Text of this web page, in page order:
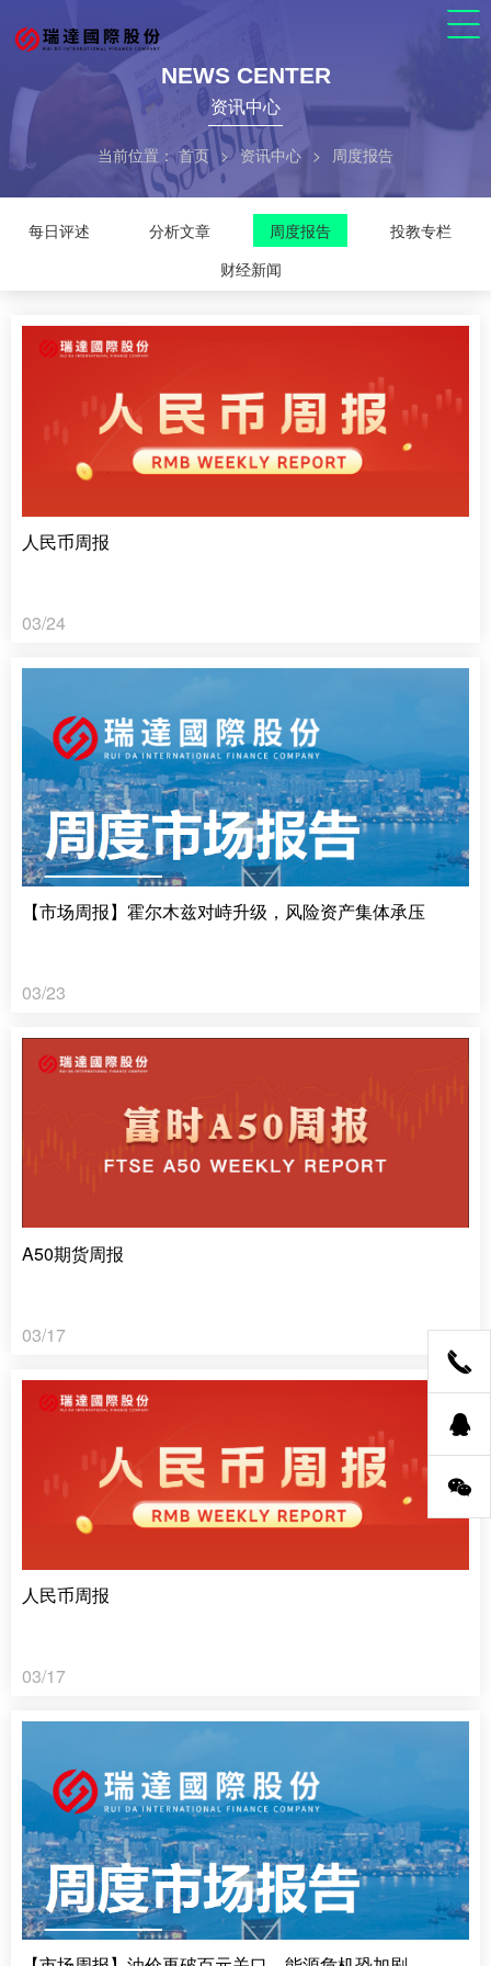
NEWS CENTER
资讯中心
当前位置：首页 > 资讯中心 > 周度报告
每日评述 分析文章 周度报告
投教专栏
财经新闻
人民币周报
03/24
【市场周报】霍尔木兹对峙升级，风险资产集体承压
03/23
A50期货周报
03/17
人民币周报
03/17